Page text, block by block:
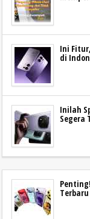
Ini
di
Inilah
Segera